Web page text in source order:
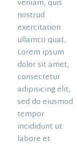
veniam, quis
nostrud
exercitation
ullamco quat.
Lorem ipsum
dolor sit amet,
consectetur
adipisicing elit,
sed do eiusmod
tempor
incididunt ut
labore et